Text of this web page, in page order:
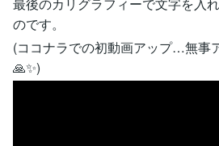
のです。
(ココナラでの初動画アップ…無事
🙏✨)